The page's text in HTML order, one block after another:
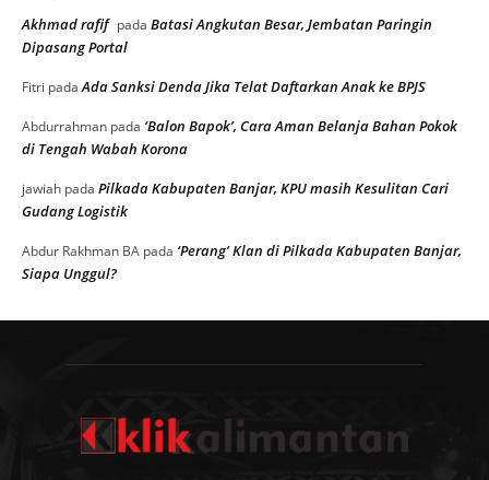
Akhmad rafif pada Batasi Angkutan Besar, Jembatan Paringin
Dipasang Portal
Fitri padaAda Sanksi Denda Jika Telat Daftarkan Anak ke BPJS
Abdurrahman pada ‘Balon Bapok’, Cara Aman Belanja Bahan Pokok
di Tengah Wabah Korona
jawiah pada Pilkada Kabupaten Banjar, KPU masih Kesulitan Cari
Gudang Logistik
Abdur Rakhman BA pada ‘Perang’ Klan di Pilkada Kabupaten Banjar,
Siapa Unggul?